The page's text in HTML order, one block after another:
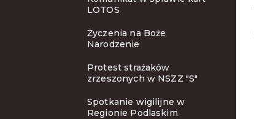
LOTOS
Życzenia na Boże
Narodzenie
Protest strażaków
zrzeszonych w NSZZ "S"
Spotkanie wigilijne w
Regionie Podlaskim